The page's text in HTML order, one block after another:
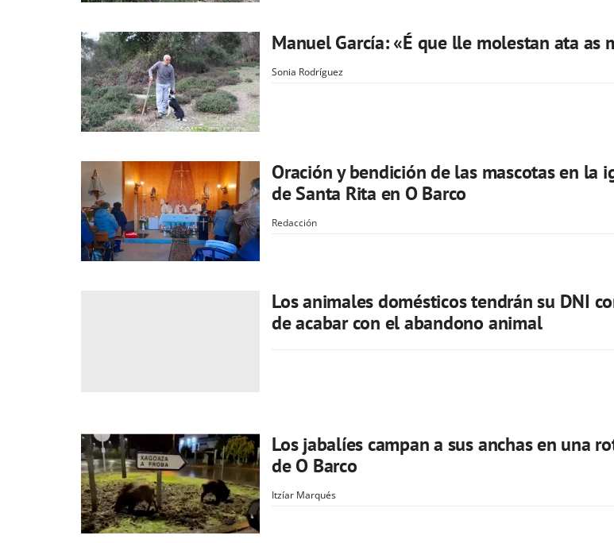
Manuel García: «É que lle molestan ata as
Sonia Rodríguez
Oración y bendición de las mascotas en la
de Santa Rita en O Barco
Redacción
Los animales domésticos tendrán su DNI
de acabar con el abandono animal
Los jabalíes campan a sus anchas en una
de O Barco
Itzíar Marqués